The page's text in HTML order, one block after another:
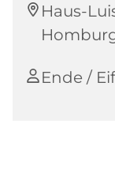
Haus-
Ende /